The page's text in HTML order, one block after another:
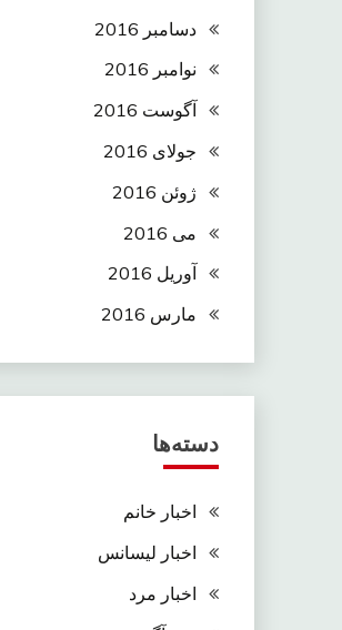
دسامبر 2016
نوامبر 2016
آگوست 2016
جولای 2016
ژوئن 2016
می 2016
آوریل 2016
مارس 2016
دسته‌ها
اخبار خانم
اخبار لیسانس
اخبار مرد